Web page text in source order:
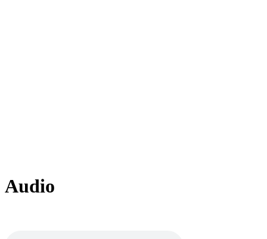
Audio